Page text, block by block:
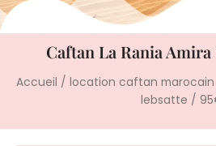
Caftan La Rania
Accueil / location caftan marocain
lebsatte /